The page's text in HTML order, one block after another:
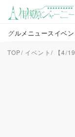
グルメ ニュース イベ
TOP イベント 【4/